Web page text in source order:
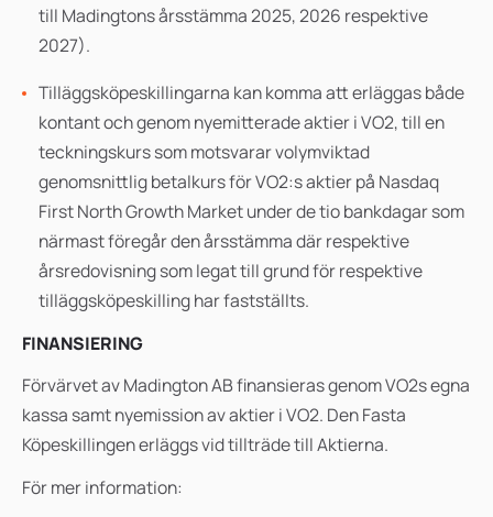
till Madingtons årsstämma 2025, 2026 respektive
2027).
Tilläggsköpeskillingarna kan komma att erläggas både
kontant och genom nyemitterade aktier i VO2, till en
teckningskurs som motsvarar volymviktad
genomsnittlig betalkurs för VO2:s aktier på Nasdaq
First North Growth Market under de tio bankdagar som
närmast föregår den årsstämma där respektive
årsredovisning som legat till grund för respektive
tilläggsköpeskilling har fastställts.
FINANSIERING
Förvärvet av Madington AB finansieras genom VO2s egna
kassa samt nyemission av aktier i VO2. Den Fasta
Köpeskillingen erläggs vid tillträde till Aktierna.
För mer information: